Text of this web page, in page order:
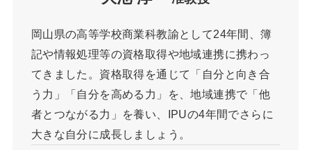
岡山県の高等学校商業科教諭として24年間、簿
記や情報処理等の資格取得や地域連携に携わっ
てきました。資格取得を通じて「自分と向き合
う力」「自分を高める力」を、地域連携で「他
者とつながる力」を養い、IPUの4年間でさらに
大きな自分に成長しましょう。